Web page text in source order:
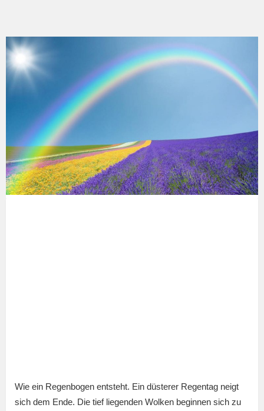
Wie ein Regenbogen entsteht. Ein düsterer Regentag neigt
sich dem Ende. Die tief liegenden Wolken beginnen sich zu